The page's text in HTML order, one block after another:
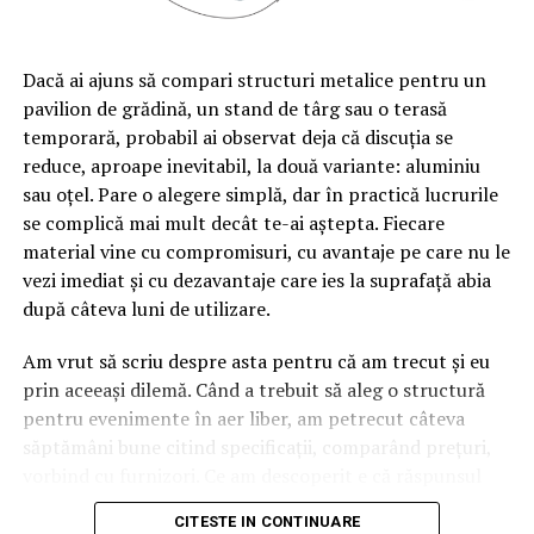
bilantbusiness.ro
Ziarul Companiilor –ziarulcompaniilor.ro
Fiecare dintre cele cinci publicații are propria structură
editorială și propriul unghi de abordare, dar toate
pornesc de la aceleași principii: informație documentată
pe surse oficiale, actualizată constant și orientată către
decizia de business. Conținutul este organizat pe
categorii precum Afaceri și companii, Antreprenoriat,
Economie și finanțe, Piețe și industrii, Marketing și
Publicațiile sunt disponibile gratuit, fără paywall, și pot
fi accesate de pe orice dispozitiv. Cititorii pot urmări
noutățile direct pe site sau prin canalele de social media
Rețeaua este operată de SEO Digital S.R.L., companie
Dacă ai ajuns să compari structuri metalice pentru un
pavilion de grădină, un stand de târg sau o terasă
temporară, probabil ai observat deja că discuția se
reduce, aproape inevitabil, la două variante: aluminiu
sau oțel. Pare o alegere simplă, dar în practică lucrurile
se complică mai mult decât te-ai aștepta. Fiecare
material vine cu compromisuri, cu avantaje pe care nu le
vezi imediat și cu dezavantaje care ies la suprafață abia
după câteva luni de utilizare.
Am vrut să scriu despre asta pentru că am trecut și eu
prin aceeași dilemă. Când a trebuit să aleg o structură
pentru evenimente în aer liber, am petrecut câteva
săptămâni bune citind specificații, comparând prețuri,
„corect” depinde mult de context, de cât de des muți
CITESTE IN CONTINUARE